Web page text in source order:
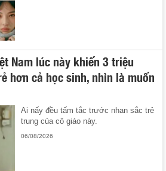
Nam lúc này khiến 3 triệu
hơn cả học sinh, nhìn là muốn
Ai nấy đều tấm tắc trước nhan sắc trẻ
trung của cô giáo này.
06/08/2026